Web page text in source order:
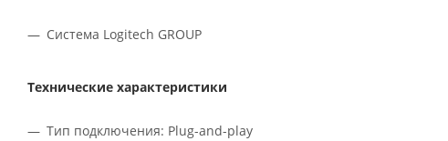
Система Logitech GROUP
Технические характеристики
Тип подключения: Plug-and-play